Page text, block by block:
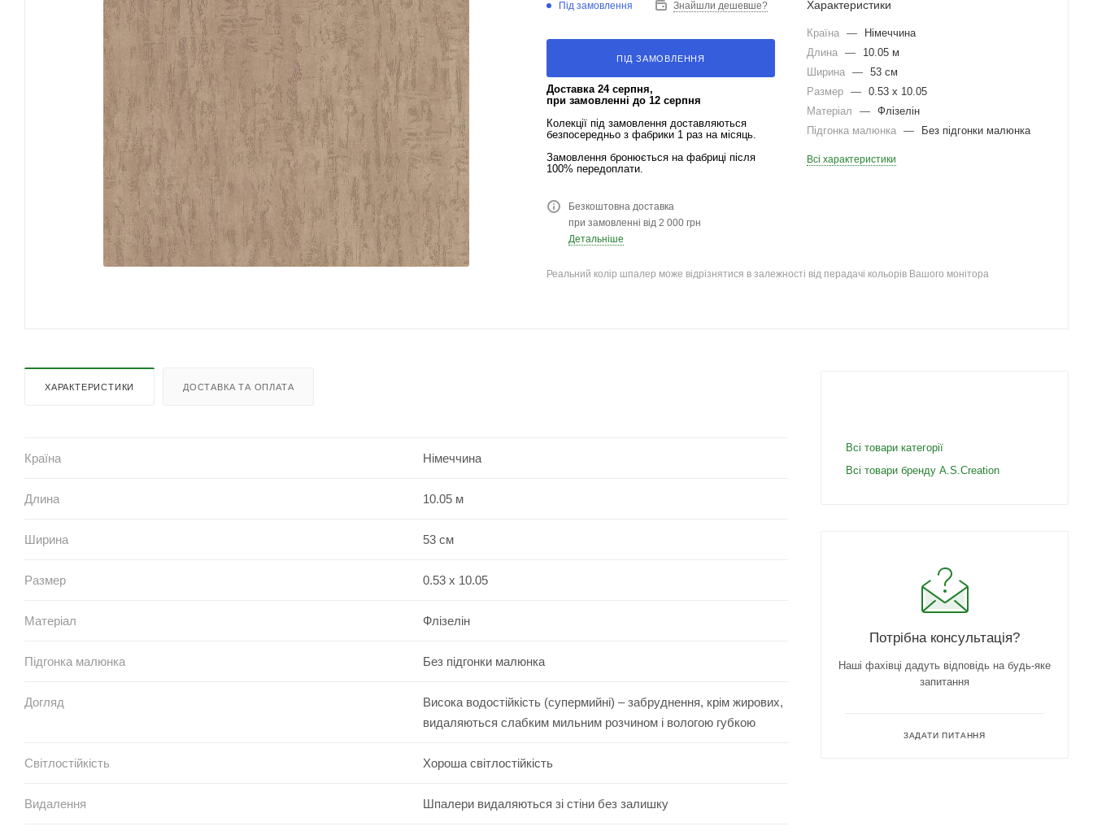
Під замовлення Знайшли дешевше?
ПІД ЗАМОВЛЕННЯ
Доставка 24 серпня,
при замовленні до 12 серпня
Колекції під замовлення доставляються
безпосередньо з фабрики 1 раз на місяць.
Замовлення бронюється на фабриці після
100% передоплати.
Безкоштовна доставка
при замовленні від 2 000 грн
Детальніше
Характеристики
Країна —
Німеччина
Длина —
10.05 м
Ширина — 53 см
Размер — 0.53 x 10.05
Матеріал
— Флізелін
Підгонка малюнка — Без підгонки малюнка
Всі характеристики
Реальний колір шпалер може відрізнятися в залежності від перадачі кольорів Вашого монітора
ХАРАКТЕРИСТИКИ ДОСТАВКА ТА ОПЛАТА
Країна Німеччина
Длина 10.05 м
Ширина 53 см
Размер 0.53 x 10.05
Матеріал Флізелін
Підгонка малюнка Без підгонки малюнка
Догляд
Висока водостійкість (супермийні) – забруднення, крім жирових,
видаляються слабким мильним розчином і вологою губкою
Світлостійкість Хороша світлостійкість
Видалення Шпалери видаляються зі стіни без залишку
Всі товари категорії
Всі товари бренду A.S.Creation
Потрібна консультація?
Наші фахівці дадуть відповідь на будь-яке
запитання
ЗАДАТИ ПИТАННЯ